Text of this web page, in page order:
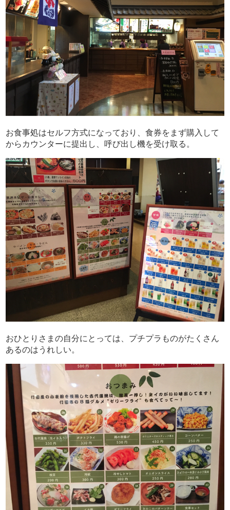
お食事処はセルフ方式になっており、食券をまず購入して
からカウンターに提出し、呼び出し機を受け取る。
おひとりさまの自分にとっては、プチプラものがたくさん
あるのはうれしい。